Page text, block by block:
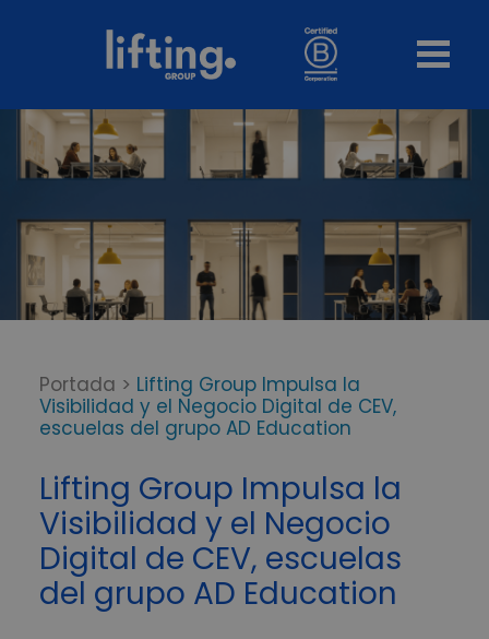
Portada > Lifting Group Impulsa la
Visibilidad y el Negocio Digital de CEV,
escuelas del grupo AD Education
Lifting Group Impulsa la
Visibilidad y el Negocio
Digital de CEV, escuelas
del grupo AD Education